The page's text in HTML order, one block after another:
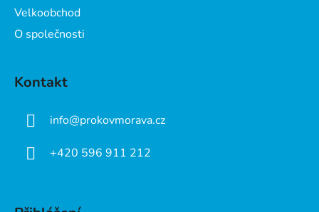
Velkoobchod
O společnosti
Kontakt
info@prokovmorava.cz
+420 596 911 212